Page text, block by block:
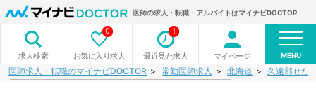
医師の求人・転職・アルバイトはマイナビDOCTOR
求人検索 お気に入り求人
0
最近見た求人
1
マイページ MENU
医師求人・転職のマイナビDOCTOR 常勤医師求人 北海道 久遠郡せた